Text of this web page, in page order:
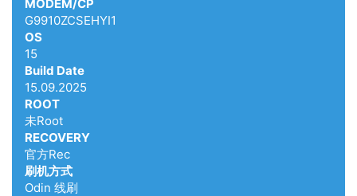
MODEM/CP
G9910ZCSEHYI1
OS
15
Build Date
15.09.2025
ROOT
未Root
RECOVERY
官方Rec
刷机方式
Odin 线刷